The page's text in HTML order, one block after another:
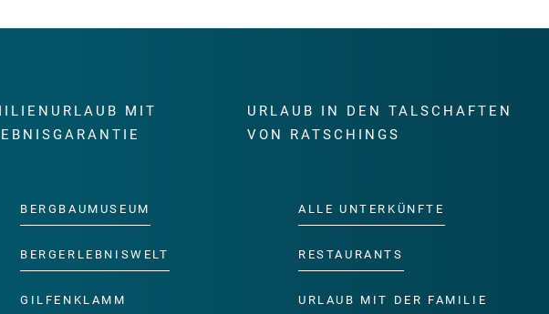
MIT
BERGBAUMUSEUM
BERGERLEBNISWELT
GILFENKLAMM
URLAUB IN DEN TALSCHAFTEN
VON RATSCHINGS
ALLE UNTERKÜNFTE
RESTAURANTS
URLAUB MIT DER FAMILIE